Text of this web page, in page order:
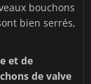
bouchons
bien serrés,
et de
de valve